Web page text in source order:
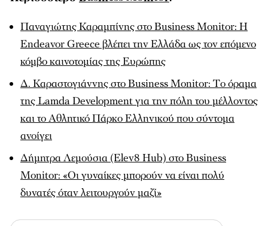
Παναγιώτης Καραμπίνης στο Business Monitor: Η
Endeavor Greece βλέπει την Ελλάδα ως τον επόμενο
κόμβο καινοτομίας της Ευρώπης
Δ. Καραστογιάννης στο Business Monitor: Tο όραμα
της Lamda Development για την πόλη του μέλλοντος
και το Αθλητικό Πάρκο Ελληνικού που σύντομα
ανοίγει
Δήμητρα Λεμούσια (Elev8 Hub) στο Business
Monitor: «Οι γυναίκες μπορούν να είναι πολύ
δυνατές όταν λειτουργούν μαζί»